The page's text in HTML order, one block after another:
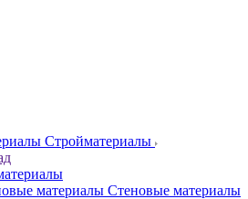
Стройматериалы
Стеновые материалы